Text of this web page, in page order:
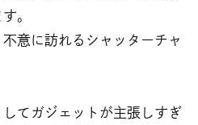
。
意に訪れるシャッターチャ
てガジェットが主張しすぎ